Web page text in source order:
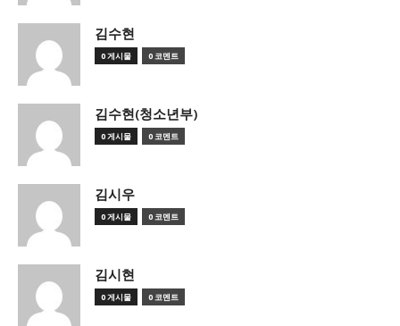
김수현
0 게시물 0 코멘트
김수현(청소년부)
0 게시물 0 코멘트
김시우
0 게시물 0 코멘트
김시현
0 게시물 0 코멘트